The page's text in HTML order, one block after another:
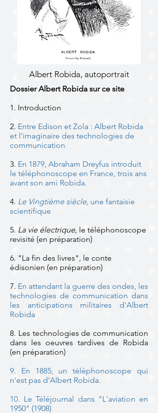
Albert Robida, autoportrait
Dossier Albert Robida sur ce site
1. Introduction
2. Entre Edison et Zola : Albert Robida
et l'imaginaire des technologies de
communication
3. En 1879, Abraham Dreyfus introduit
le téléphonoscope en France, trois ans
avant son ami Robida.
4. Le Vingtième siècle, une fantaisie
scientifique
5. La vie électrique, le téléphonoscope
revisité (en préparation)
6. "La fin des livres", le conte
édisonien (en préparation)
7. En attendant la guerre des ondes, les
technologies de communication dans
les anticipations militaires d'Albert
Robida
8. Les technologies de communication
dans les oeuvres tardives de Robida
(en préparation)
9. En 1885, un téléphonoscope qui
n'est pas d'Albert Robida.
10. Le Téléjournal dans "L'aviation en
1950" (1908)